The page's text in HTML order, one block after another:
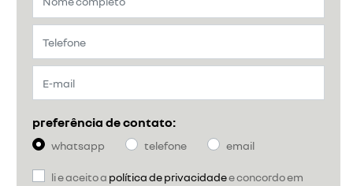
preferência de contato:
whatsapp telefone email
li e aceito a política de privacidadee concordo em